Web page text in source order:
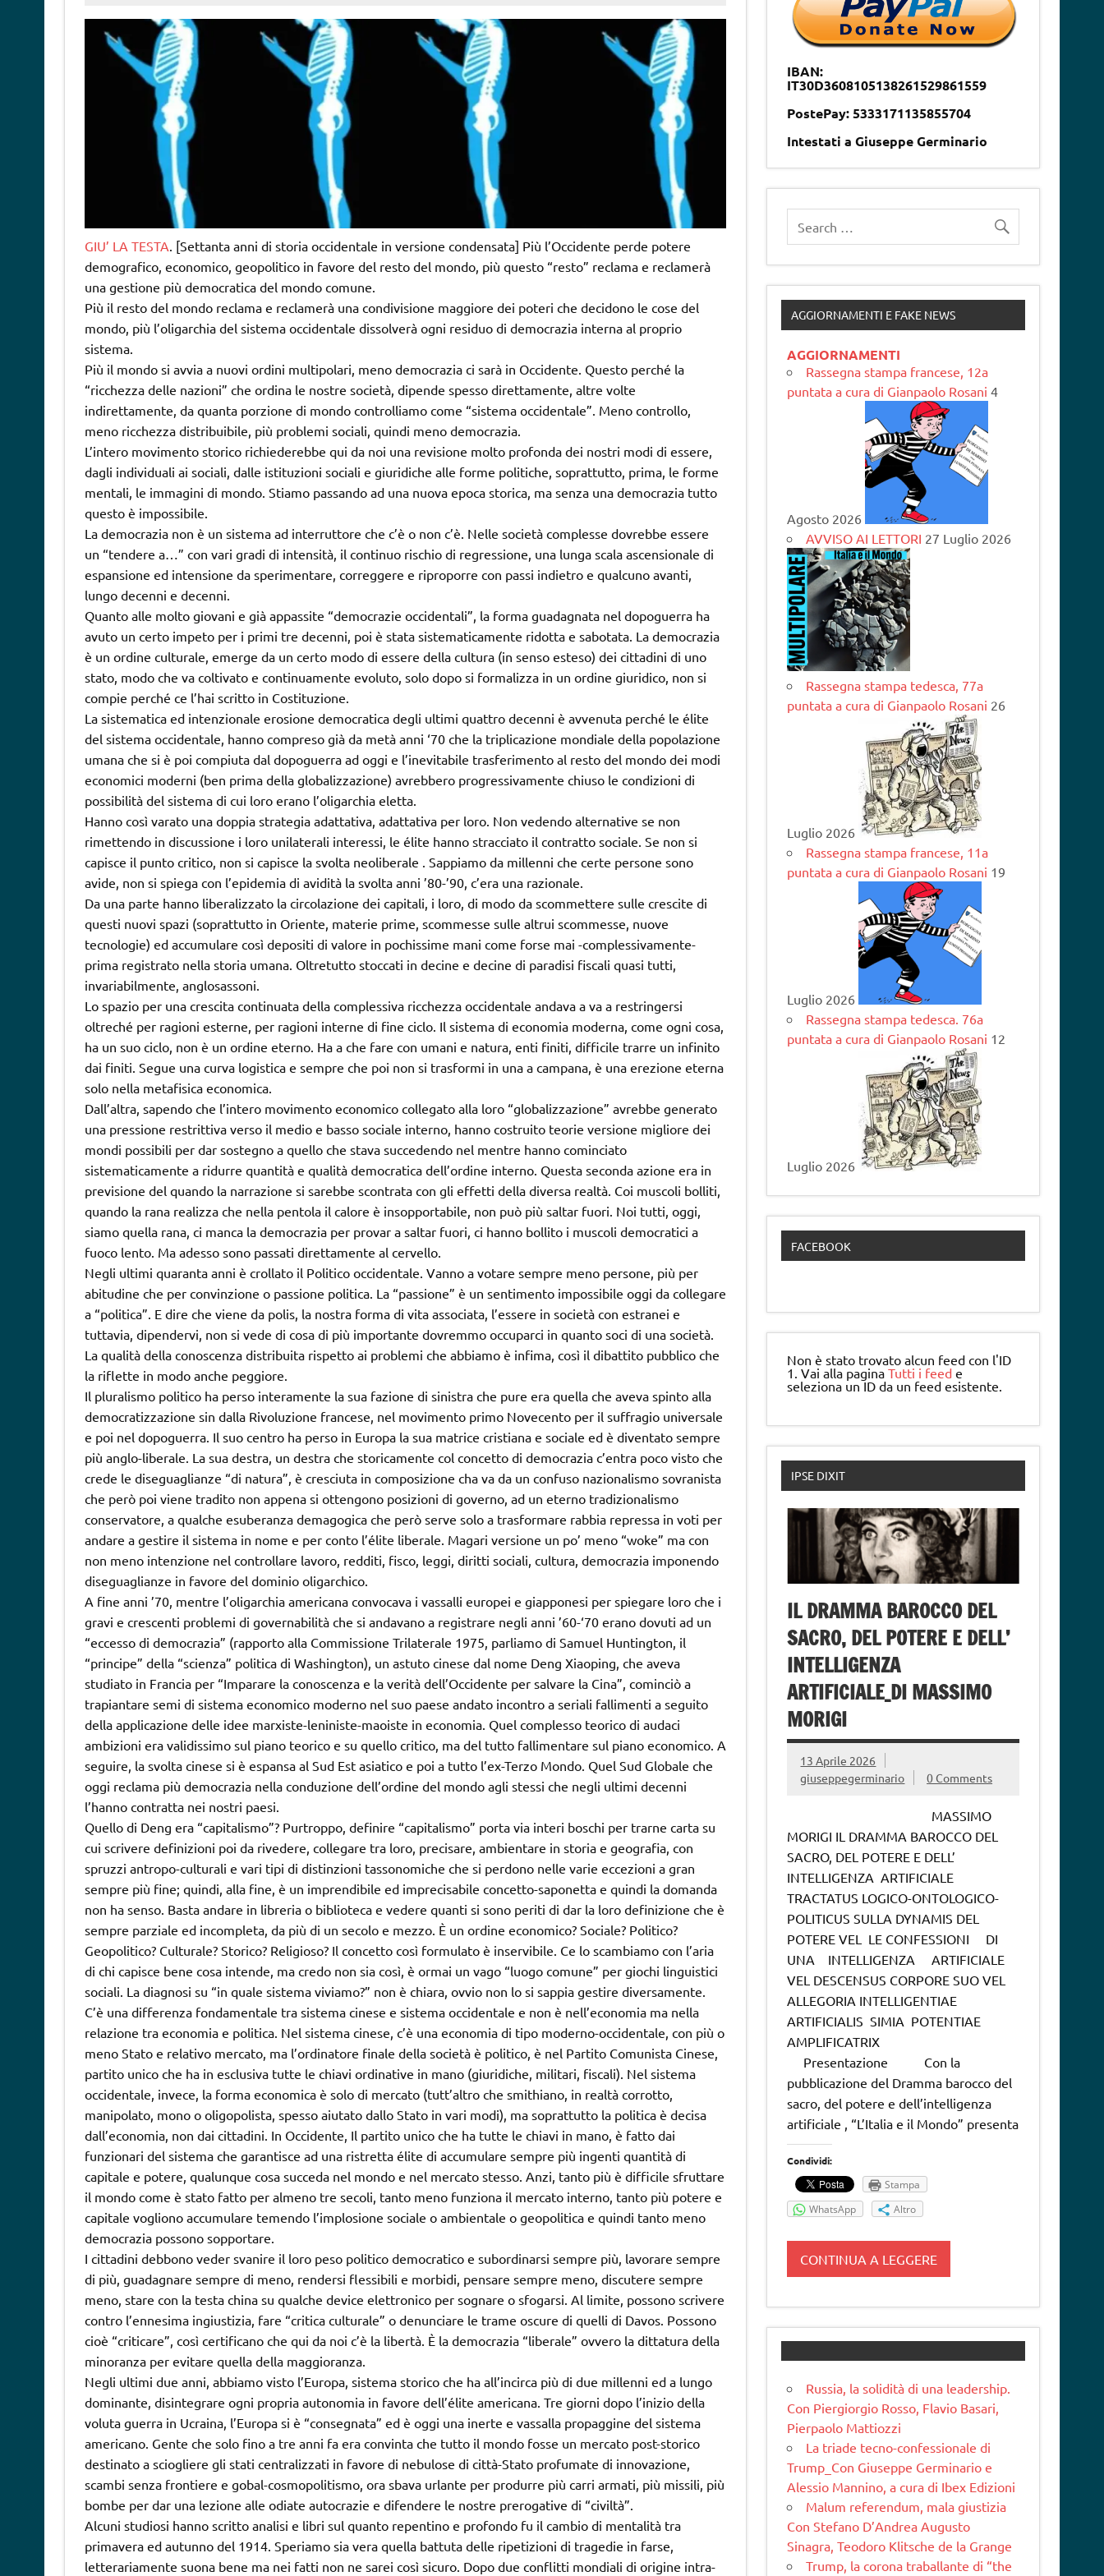
GIU’ LA TESTA . [Settanta anni di storia occidentale in versione condensata] Più l’Occidente perde potere
demografico, economico, geopolitico in favore del resto del mondo, più questo “resto” reclama e reclamerà
una gestione più democratica del mondo comune.
Più il resto del mondo reclama e reclamerà una condivisione maggiore dei poteri che decidono le cose del
mondo, più l’oligarchia del sistema occidentale dissolverà ogni residuo di democrazia interna al proprio
sistema.
Più il mondo si avvia a nuovi ordini multipolari, meno democrazia ci sarà in Occidente. Questo perché la
“ricchezza delle nazioni” che ordina le nostre società, dipende spesso direttamente, altre volte
indirettamente, da quanta porzione di mondo controlliamo come “sistema occidentale”. Meno controllo,
meno ricchezza distribuibile, più problemi sociali, quindi meno democrazia.
L’intero movimento storico richiederebbe qui da noi una revisione molto profonda dei nostri modi di essere,
dagli individuali ai sociali, dalle istituzioni sociali e giuridiche alle forme politiche, soprattutto, prima, le forme
mentali, le immagini di mondo. Stiamo passando ad una nuova epoca storica, ma senza una democrazia tutto
questo è impossibile.
La democrazia non è un sistema ad interruttore che c’è o non c’è. Nelle società complesse dovrebbe essere
un “tendere a…” con vari gradi di intensità, il continuo rischio di regressione, una lunga scala ascensionale di
espansione ed intensione da sperimentare, correggere e riproporre con passi indietro e qualcuno avanti,
lungo decenni e decenni.
Quanto alle molto giovani e già appassite “democrazie occidentali”, la forma guadagnata nel dopoguerra ha
avuto un certo impeto per i primi tre decenni, poi è stata sistematicamente ridotta e sabotata. La democrazia
è un ordine culturale, emerge da un certo modo di essere della cultura (in senso esteso) dei cittadini di uno
stato, modo che va coltivato e continuamente evoluto, solo dopo si formalizza in un ordine giuridico, non si
compie perché ce l’hai scritto in Costituzione.
La sistematica ed intenzionale erosione democratica degli ultimi quattro decenni è avvenuta perché le élite
del sistema occidentale, hanno compreso già da metà anni ‘70 che la triplicazione mondiale della popolazione
umana che si è poi compiuta dal dopoguerra ad oggi e l’inevitabile trasferimento al resto del mondo dei modi
economici moderni (ben prima della globalizzazione) avrebbero progressivamente chiuso le condizioni di
possibilità del sistema di cui loro erano l’oligarchia eletta.
Hanno così varato una doppia strategia adattativa, adattativa per loro. Non vedendo alternative se non
rimettendo in discussione i loro unilaterali interessi, le élite hanno stracciato il contratto sociale. Se non si
capisce il punto critico, non si capisce la svolta neoliberale . Sappiamo da millenni che certe persone sono
avide, non si spiega con l’epidemia di avidità la svolta anni ’80-’90, c’era una razionale.
Da una parte hanno liberalizzato la circolazione dei capitali, i loro, di modo da scommettere sulle crescite di
questi nuovi spazi (soprattutto in Oriente, materie prime, scommesse sulle altrui scommesse, nuove
tecnologie) ed accumulare così depositi di valore in pochissime mani come forse mai -complessivamente-
prima registrato nella storia umana. Oltretutto stoccati in decine e decine di paradisi fiscali quasi tutti,
invariabilmente, anglosassoni.
Lo spazio per una crescita continuata della complessiva ricchezza occidentale andava a va a restringersi
oltreché per ragioni esterne, per ragioni interne di fine ciclo. Il sistema di economia moderna, come ogni cosa,
ha un suo ciclo, non è un ordine eterno. Ha a che fare con umani e natura, enti finiti, difficile trarre un infinito
dai finiti. Segue una curva logistica e sempre che poi non si trasformi in una a campana, è una erezione eterna
solo nella metafisica economica.
Dall’altra, sapendo che l’intero movimento economico collegato alla loro “globalizzazione” avrebbe generato
una pressione restrittiva verso il medio e basso sociale interno, hanno costruito teorie versione migliore dei
mondi possibili per dar sostegno a quello che stava succedendo nel mentre hanno cominciato
sistematicamente a ridurre quantità e qualità democratica dell’ordine interno. Questa seconda azione era in
previsione del quando la narrazione si sarebbe scontrata con gli effetti della diversa realtà. Coi muscoli bolliti,
quando la rana realizza che nella pentola il calore è insopportabile, non può più saltar fuori. Noi tutti, oggi,
siamo quella rana, ci manca la democrazia per provar a saltar fuori, ci hanno bollito i muscoli democratici a
fuoco lento. Ma adesso sono passati direttamente al cervello.
Negli ultimi quaranta anni è crollato il Politico occidentale. Vanno a votare sempre meno persone, più per
abitudine che per convinzione o passione politica. La “passione” è un sentimento impossibile oggi da collegare
a “politica”. E dire che viene da polis, la nostra forma di vita associata, l’essere in società con estranei e
tuttavia, dipendervi, non si vede di cosa di più importante dovremmo occuparci in quanto soci di una società.
La qualità della conoscenza distribuita rispetto ai problemi che abbiamo è infima, così il dibattito pubblico che
la riflette in modo anche peggiore.
Il pluralismo politico ha perso interamente la sua fazione di sinistra che pure era quella che aveva spinto alla
democratizzazione sin dalla Rivoluzione francese, nel movimento primo Novecento per il suffragio universale
e poi nel dopoguerra. Il suo centro ha perso in Europa la sua matrice cristiana e sociale ed è diventato sempre
più anglo-liberale. La sua destra, un destra che storicamente col concetto di democrazia c’entra poco visto che
crede le diseguaglianze “di natura”, è cresciuta in composizione cha va da un confuso nazionalismo sovranista
che però poi viene tradito non appena si ottengono posizioni di governo, ad un eterno tradizionalismo
conservatore, a qualche esuberanza demagogica che però serve solo a trasformare rabbia repressa in voti per
andare a gestire il sistema in nome e per conto l’élite liberale. Magari versione un po’ meno “woke” ma con
non meno intenzione nel controllare lavoro, redditi, fisco, leggi, diritti sociali, cultura, democrazia imponendo
diseguaglianze in favore del dominio oligarchico.
A fine anni ’70, mentre l’oligarchia americana convocava i vassalli europei e giapponesi per spiegare loro che i
gravi e crescenti problemi di governabilità che si andavano a registrare negli anni ’60-‘70 erano dovuti ad un
“eccesso di democrazia” (rapporto alla Commissione Trilaterale 1975, parliamo di Samuel Huntington, il
“principe” della “scienza” politica di Washington), un astuto cinese dal nome Deng Xiaoping, che aveva
studiato in Francia per “Imparare la conoscenza e la verità dell’Occidente per salvare la Cina”, cominciò a
trapiantare semi di sistema economico moderno nel suo paese andato incontro a seriali fallimenti a seguito
della applicazione delle idee marxiste-leniniste-maoiste in economia. Quel complesso teorico di audaci
ambizioni era validissimo sul piano teorico e su quello critico, ma del tutto fallimentare sul piano economico. A
seguire, la svolta cinese si è espansa al Sud Est asiatico e poi a tutto l’ex-Terzo Mondo. Quel Sud Globale che
oggi reclama più democrazia nella conduzione dell’ordine del mondo agli stessi che negli ultimi decenni
l’hanno contratta nei nostri paesi.
Quello di Deng era “capitalismo”? Purtroppo, definire “capitalismo” porta via interi boschi per trarne carta su
cui scrivere definizioni poi da rivedere, collegare tra loro, precisare, ambientare in storia e geografia, con
spruzzi antropo-culturali e vari tipi di distinzioni tassonomiche che si perdono nelle varie eccezioni a gran
sempre più fine; quindi, alla fine, è un imprendibile ed imprecisabile concetto-saponetta e quindi la domanda
non ha senso. Basta andare in libreria o biblioteca e vedere quanti si sono periti di dar la loro definizione che è
sempre parziale ed incompleta, da più di un secolo e mezzo. È un ordine economico? Sociale? Politico?
Geopolitico? Culturale? Storico? Religioso? Il concetto così formulato è inservibile. Ce lo scambiamo con l’aria
di chi capisce bene cosa intende, ma credo non sia così, è ormai un vago “luogo comune” per giochi linguistici
sociali. La diagnosi su “in quale sistema viviamo?” non è chiara, ovvio non lo si sappia gestire diversamente.
C’è una differenza fondamentale tra sistema cinese e sistema occidentale e non è nell’economia ma nella
relazione tra economia e politica. Nel sistema cinese, c’è una economia di tipo moderno-occidentale, con più o
meno Stato e relativo mercato, ma l’ordinatore finale della società è politico, è nel Partito Comunista Cinese,
partito unico che ha in esclusiva tutte le chiavi ordinative in mano (giuridiche, militari, fiscali). Nel sistema
occidentale, invece, la forma economica è solo di mercato (tutt’altro che smithiano, in realtà corrotto,
manipolato, mono o oligopolista, spesso aiutato dallo Stato in vari modi), ma soprattutto la politica è decisa
dall’economia, non dai cittadini. In Occidente, Il partito unico che ha tutte le chiavi in mano, è fatto dai
funzionari del sistema che garantisce ad una ristretta élite di accumulare sempre più ingenti quantità di
capitale e potere, qualunque cosa succeda nel mondo e nel mercato stesso. Anzi, tanto più è difficile sfruttare
il mondo come è stato fatto per almeno tre secoli, tanto meno funziona il mercato interno, tanto più potere e
capitale vogliono accumulare temendo l’implosione sociale o ambientale o geopolitica e quindi tanto meno
democrazia possono sopportare.
I cittadini debbono veder svanire il loro peso politico democratico e subordinarsi sempre più, lavorare sempre
di più, guadagnare sempre di meno, rendersi flessibili e morbidi, pensare sempre meno, discutere sempre
meno, stare con la testa china su qualche device elettronico per sognare o sfogarsi. Al limite, possono scrivere
contro l’ennesima ingiustizia, fare “critica culturale” o denunciare le trame oscure di quelli di Davos. Possono
cioè “criticare”, così certificano che qui da noi c’è la libertà. È la democrazia “liberale” ovvero la dittatura della
minoranza per evitare quella della maggioranza.
Negli ultimi due anni, abbiamo visto l’Europa, sistema storico che ha all’incirca più di due millenni ed a lungo
dominante, disintegrare ogni propria autonomia in favore dell’élite americana. Tre giorni dopo l’inizio della
voluta guerra in Ucraina, l’Europa si è “consegnata” ed è oggi una inerte e vassalla propaggine del sistema
americano. Gente che solo fino a tre anni fa era convinta che tutto il mondo fosse un mercato post-storico
destinato a sciogliere gli stati centralizzati in favore di nebulose di città-Stato profumate di innovazione,
scambi senza frontiere e gobal-cosmopolitismo, ora sbava urlante per produrre più carri armati, più missili, più
bombe per dar una lezione alle odiate autocrazie e difendere le nostre prerogative di “civiltà”.
Alcuni studiosi hanno scritto analisi e libri sul quanto repentino e profondo fu il cambio di mentalità tra
primavera ed autunno del 1914. Speriamo sia vera quella battuta delle ripetizioni di tragedie in farse,
letterariamente suona bene ma nei fatti non ne sarei così sicuro. Dopo due conflitti mondiali di origine intra-
IBAN:
IT30D3608105138261529861559
PostePay: 5333171135855704
Intestati a Giuseppe Germinario
AGGIORNAMENTI E FAKE NEWS
AGGIORNAMENTI
Rassegna stampa francese, 12a
puntata a cura di Gianpaolo Rosani 4
Agosto 2026
AVVISO AI LETTORI 27 Luglio 2026
Rassegna stampa tedesca, 77a
puntata a cura di Gianpaolo Rosani 26
Luglio 2026
Rassegna stampa francese, 11a
puntata a cura di Gianpaolo Rosani 19
Luglio 2026
Rassegna stampa tedesca. 76a
puntata a cura di Gianpaolo Rosani 12
Luglio 2026
FACEBOOK
Non è stato trovato alcun feed con l'ID
1. Vai alla paginaTutti i feed e
seleziona un ID da un feed esistente.
IPSE DIXIT
IL DRAMMA BAROCCO DEL
SACRO, DEL POTERE E DELL’
INTELLIGENZA
ARTIFICIALE_DI MASSIMO
MORIGI
13 Aprile 2026
giuseppegerminario
0 Comments
MASSIMO
MORIGI IL DRAMMA BAROCCO DEL
SACRO, DEL POTERE E DELL’
INTELLIGENZA ARTIFICIALE
TRACTATUS LOGICO-ONTOLOGICO-
POLITICUS SULLA DYNAMIS DEL
POTERE VEL LE CONFESSIONI DI
UNA INTELLIGENZA ARTIFICIALE
VEL DESCENSUS CORPORE SUO VEL
ALLEGORIA INTELLIGENTIAE
ARTIFICIALIS SIMIA POTENTIAE
AMPLIFICATRIX
Presentazione Con la
pubblicazione del Dramma barocco del
sacro, del potere e dell’intelligenza
artificiale , “L’Italia e il Mondo” presenta
Condividi:
Stampa
WhatsApp
Altro
CONTINUA A LEGGERE
Russia, la solidità di una leadership.
Con Piergiorgio Rosso, Flavio Basari,
Pierpaolo Mattiozzi
La triade tecno-confessionale di
Trump_Con Giuseppe Germinario e
Alessio Mannino, a cura di Ibex Edizioni
Malum referendum, mala giustizia
Con Stefano D’Andrea Augusto
Sinagra, Teodoro Klitsche de la Grange
Trump, la corona traballante di “the